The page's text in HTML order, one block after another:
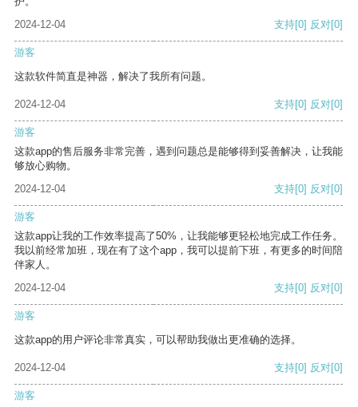
2024-12-04
支持[0] 反对[0]
游客
这款软件简直是神器，解决了我所有问题。
2024-12-04 支持[0] 反对[0]
游客
这款app的售后服务非常完善，遇到问题总是能够得到妥善解决，让我能
够放心购物。
2024-12-04
支持[0] 反对[0]
游客
这款app让我的工作效率提高了50%，让我能够更轻松地完成工作任务。
我以前经常加班，现在有了这个app，我可以提前下班，有更多的时间陪
伴家人。
2024-12-04
支持[0] 反对[0]
游客
这款app的用户评论非常真实，可以帮助我做出更准确的选择。
2024-12-04 支持[0] 反对[0]
游客